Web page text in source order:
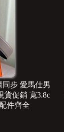
同步 愛馬仕男
貨促銷 寬3.8c
件齊全